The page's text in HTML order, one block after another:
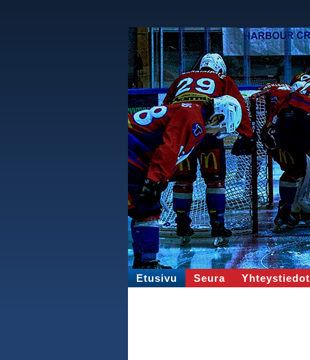
Etusivu Seura Yhteystiedot